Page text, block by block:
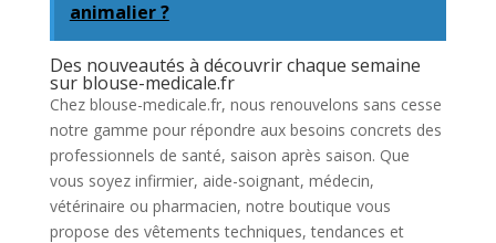
animalier ?
Des nouveautés à découvrir chaque semaine
sur blouse-medicale.fr
Chez blouse-medicale.fr, nous renouvelons sans cesse
notre gamme pour répondre aux besoins concrets des
professionnels de santé, saison après saison. Que
vous soyez infirmier, aide-soignant, médecin,
vétérinaire ou pharmacien, notre boutique vous
propose des vêtements techniques, tendances et